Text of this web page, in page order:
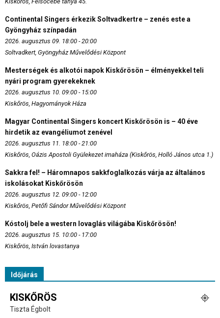
Continental Singers érkezik Soltvadkertre – zenés este a
Gyöngyház színpadán
2026. augusztus 09. 18:00 - 20:00
Soltvadkert, Gyöngyház Művelődési Központ
Mesterségek és alkotói napok Kiskőrösön – élményekkel teli
nyári program gyerekeknek
2026. augusztus 10. 09:00 - 15:00
Kiskőrös, Hagyományok Háza
Magyar Continental Singers koncert Kiskőrösön is – 40 éve
hirdetik az evangéliumot zenével
2026. augusztus 11. 18:00 - 21:00
Kiskőrös, Oázis Apostoli Gyülekezet imaháza (Kiskőrös, Holló János utca 1.)
Sakkra fel! – Háromnapos sakkfoglalkozás várja az általános
iskolásokat Kiskőrösön
2026. augusztus 12. 09:00 - 12:00
Kiskőrös, Petőfi Sándor Művelődési Központ
Kóstolj bele a western lovaglás világába Kiskőrösön!
2026. augusztus 15. 10:00 - 17:00
Kiskőrös, István lovastanya
Időjárás
KISKŐRÖS
Tiszta Égbolt